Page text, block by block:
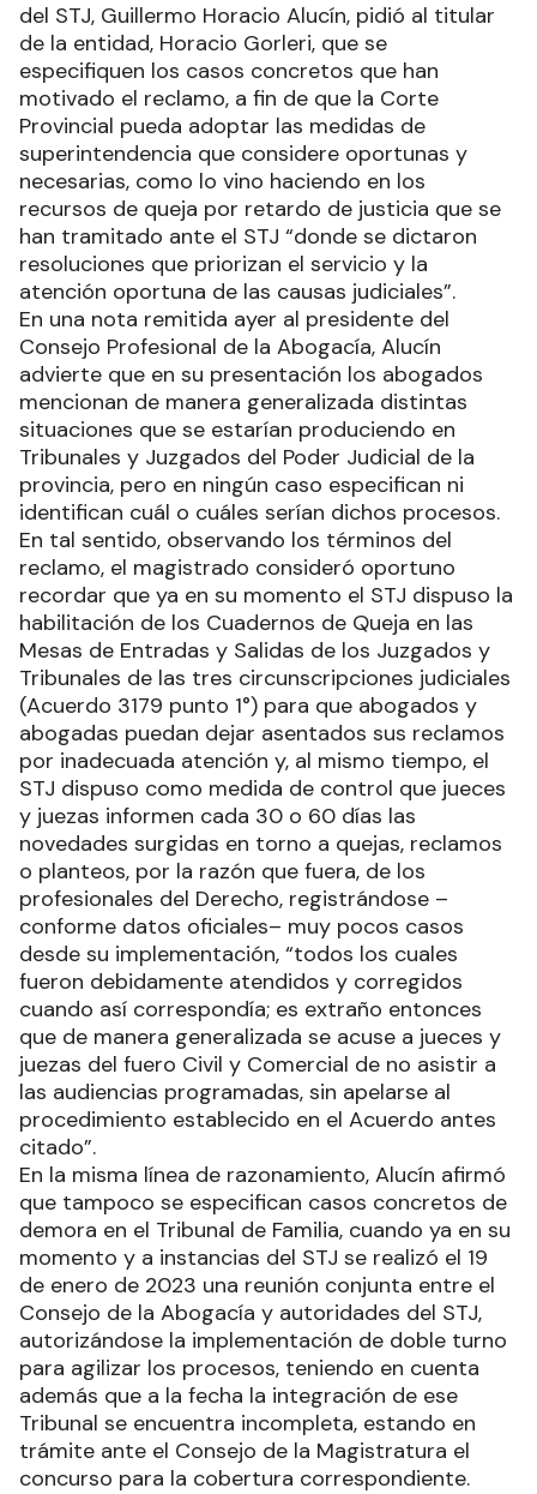
del STJ, Guillermo Horacio Alucín, pidió al titular
de la entidad, Horacio Gorleri, que se
especifiquen los casos concretos que han
motivado el reclamo, a fin de que la Corte
Provincial pueda adoptar las medidas de
superintendencia que considere oportunas y
necesarias, como lo vino haciendo en los
recursos de queja por retardo de justicia que se
han tramitado ante el STJ “donde se dictaron
resoluciones que priorizan el servicio y la
atención oportuna de las causas judiciales”.
En una nota remitida ayer al presidente del
Consejo Profesional de la Abogacía, Alucín
advierte que en su presentación los abogados
mencionan de manera generalizada distintas
situaciones que se estarían produciendo en
Tribunales y Juzgados del Poder Judicial de la
provincia, pero en ningún caso especifican ni
identifican cuál o cuáles serían dichos procesos.
En tal sentido, observando los términos del
reclamo, el magistrado consideró oportuno
recordar que ya en su momento el STJ dispuso la
habilitación de los Cuadernos de Queja en las
Mesas de Entradas y Salidas de los Juzgados y
Tribunales de las tres circunscripciones judiciales
(Acuerdo 3179 punto 1°) para que abogados y
abogadas puedan dejar asentados sus reclamos
por inadecuada atención y, al mismo tiempo, el
STJ dispuso como medida de control que jueces
y juezas informen cada 30 o 60 días las
novedades surgidas en torno a quejas, reclamos
o planteos, por la razón que fuera, de los
profesionales del Derecho, registrándose –
conforme datos oficiales– muy pocos casos
desde su implementación, “todos los cuales
fueron debidamente atendidos y corregidos
cuando así correspondía; es extraño entonces
que de manera generalizada se acuse a jueces y
juezas del fuero Civil y Comercial de no asistir a
las audiencias programadas, sin apelarse al
procedimiento establecido en el Acuerdo antes
citado”.
En la misma línea de razonamiento, Alucín afirmó
que tampoco se especifican casos concretos de
demora en el Tribunal de Familia, cuando ya en su
momento y a instancias del STJ se realizó el 19
de enero de 2023 una reunión conjunta entre el
Consejo de la Abogacía y autoridades del STJ,
autorizándose la implementación de doble turno
para agilizar los procesos, teniendo en cuenta
además que a la fecha la integración de ese
Tribunal se encuentra incompleta, estando en
trámite ante el Consejo de la Magistratura el
concurso para la cobertura correspondiente.